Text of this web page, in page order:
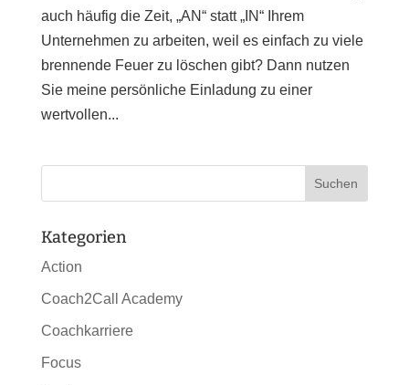
auch häufig die Zeit, „AN“ statt „IN“ Ihrem
Unternehmen zu arbeiten, weil es einfach zu viele
brennende Feuer zu löschen gibt? Dann nutzen
Sie meine persönliche Einladung zu einer
wertvollen...
Kategorien
Action
Coach2Call Academy
Coachkarriere
Focus